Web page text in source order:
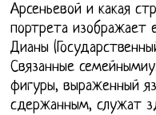
Арсеньевой и какая
портрета изображает
Дианы
Связанные
фигуры, выраженный
сдержанным, служат